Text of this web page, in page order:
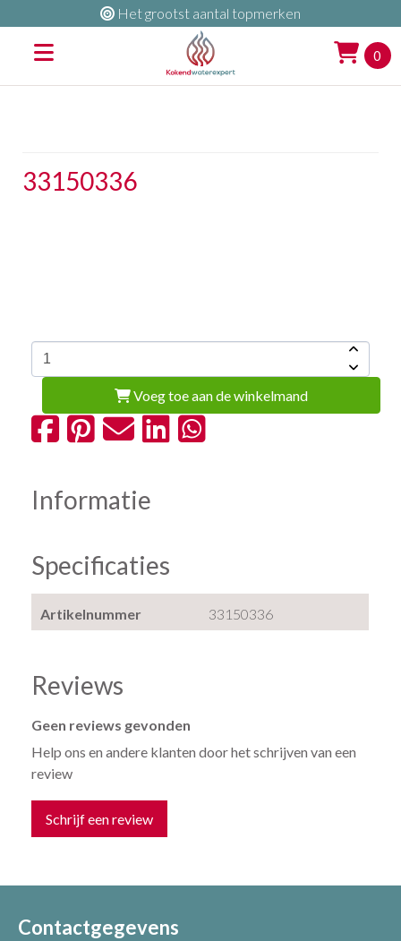
Het grootst aantal topmerken
0
33150336
Voeg toe aan de winkelmand
Informatie
Specificaties
Artikelnummer 33150336
Reviews
Geen reviews gevonden
Help ons en andere klanten door het schrijven van een
review
Schrijf een review
Uw naam *
Contactgegevens